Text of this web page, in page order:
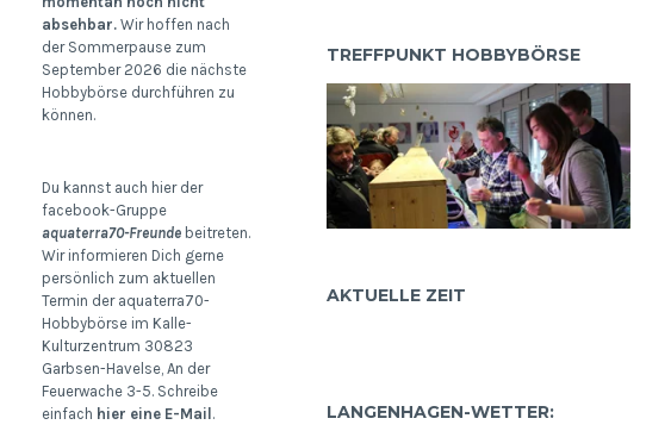
absehbar.Wir hoffen nach
der Sommerpause zum
September 2026 die nächste
Hobbybörse durchführen zu
können.
Du kannst auch hier der
facebook-Gruppe
aquaterra70-Freundebeitreten.
Wir informieren Dich gerne
persönlich zum aktuellen
Termin der aquaterra70-
Hobbybörse im Kalle-
Kulturzentrum 30823
Garbsen-Havelse, An der
Feuerwache 3-5. Schreibe
einfach hier eine E-Mail .
TREFFPUNKT HOBBYBÖRSE
AKTUELLE ZEIT
LANGENHAGEN-WETTER: